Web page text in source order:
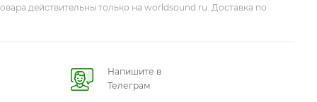
действительны только на worldsound.ru. Доставка по
Напишите в
Телеграм